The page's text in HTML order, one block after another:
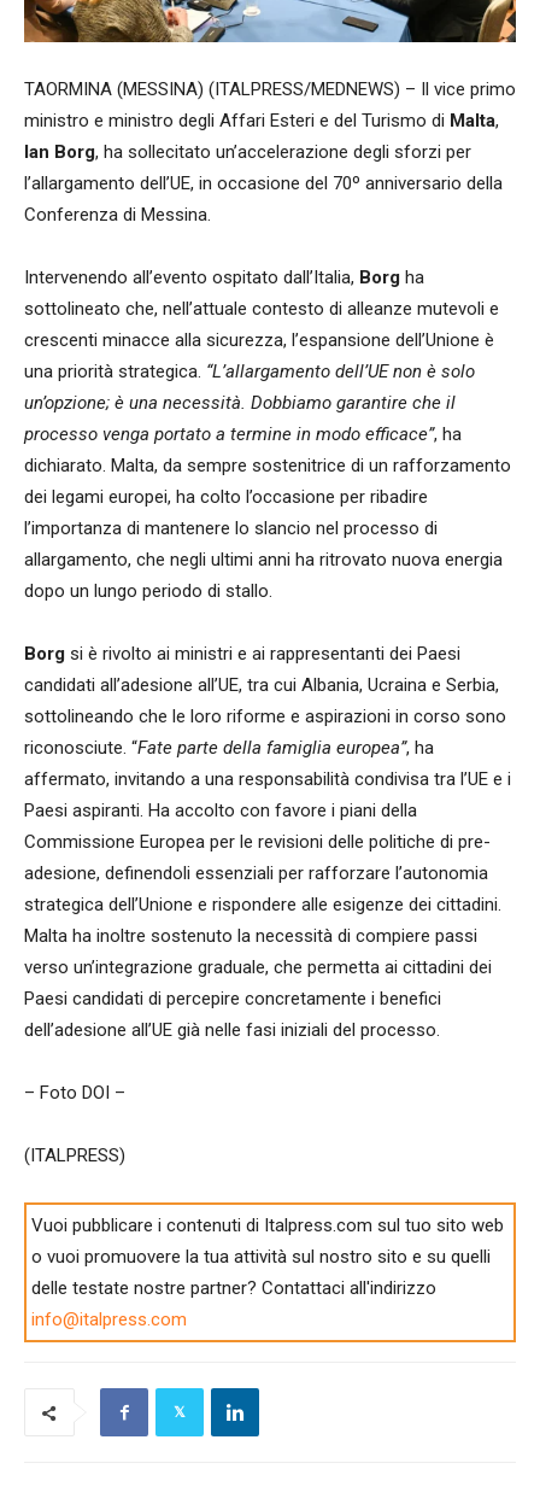
TAORMINA (MESSINA) (ITALPRESS/MEDNEWS) – Il vice primo
ministro e ministro degli Affari Esteri e del Turismo di Malta,
Ian Borg, ha sollecitato un’accelerazione degli sforzi per
l’allargamento dell’UE, in occasione del 70º anniversario della
Conferenza di Messina.
Intervenendo all’evento ospitato dall’Italia, Borg ha
sottolineato che, nell’attuale contesto di alleanze mutevoli e
crescenti minacce alla sicurezza, l’espansione dell’Unione è
una priorità strategica. “L’allargamento dell’UE non è solo
un’opzione; è una necessità. Dobbiamo garantire che il
processo venga portato a termine in modo efficace”, ha
dichiarato. Malta, da sempre sostenitrice di un rafforzamento
dei legami europei, ha colto l’occasione per ribadire
l’importanza di mantenere lo slancio nel processo di
allargamento, che negli ultimi anni ha ritrovato nuova energia
dopo un lungo periodo di stallo.
Borg si è rivolto ai ministri e ai rappresentanti dei Paesi
candidati all’adesione all’UE, tra cui Albania, Ucraina e Serbia,
sottolineando che le loro riforme e aspirazioni in corso sono
riconosciute. “Fate parte della famiglia europea”, ha
affermato, invitando a una responsabilità condivisa tra l’UE e i
Paesi aspiranti. Ha accolto con favore i piani della
Commissione Europea per le revisioni delle politiche di pre-
adesione, definendoli essenziali per rafforzare l’autonomia
strategica dell’Unione e rispondere alle esigenze dei cittadini.
Malta ha inoltre sostenuto la necessità di compiere passi
verso un’integrazione graduale, che permetta ai cittadini dei
Paesi candidati di percepire concretamente i benefici
dell’adesione all’UE già nelle fasi iniziali del processo.
– Foto DOI –
(ITALPRESS)
Vuoi pubblicare i contenuti di Italpress.com sul tuo sito web
o vuoi promuovere la tua attività sul nostro sito e su quelli
delle testate nostre partner? Contattaci all'indirizzo
info@italpress.com